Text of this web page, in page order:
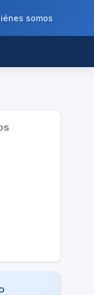
somos